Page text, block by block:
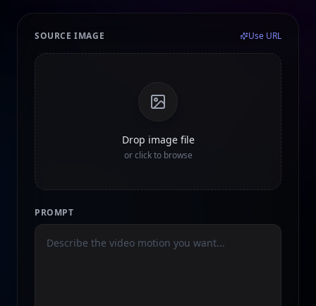
SOURCE IMAGE Use URL
Drop image file
or click to browse
PROMPT